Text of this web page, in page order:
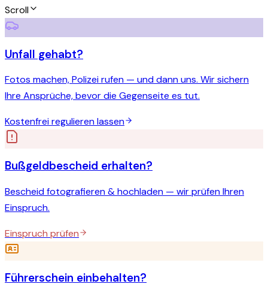
Scroll
Unfall gehabt?
Fotos machen, Polizei rufen — und dann uns. Wir sichern
Ihre Ansprüche, bevor die Gegenseite es tut.
Kostenfrei regulieren lassen
Bußgeldbescheid erhalten?
Bescheid fotografieren & hochladen — wir prüfen Ihren
Einspruch.
Einspruch prüfen
Führerschein einbehalten?